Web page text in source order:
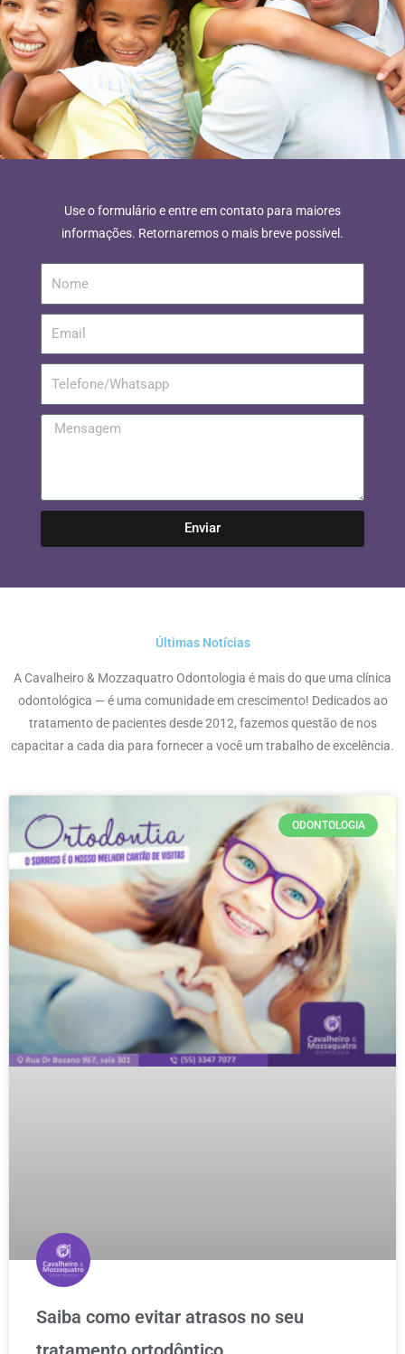
Use o formulário e entre em contato para maiores
informações. Retornaremos o mais breve possível.
Enviar
Últimas Notícias
A Cavalheiro & Mozzaquatro Odontologia é mais do que uma clínica
odontológica — é uma comunidade em crescimento! Dedicados ao
tratamento de pacientes desde 2012, fazemos questão de nos
capacitar a cada dia para fornecer a você um trabalho de excelência.
ODONTOLOGIA
Saiba como evitar atrasos no seu